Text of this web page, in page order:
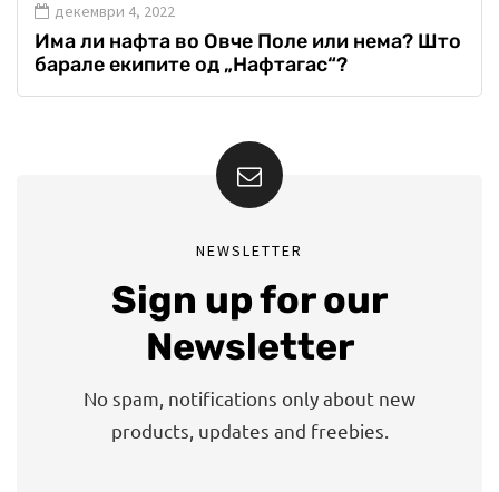
декември 4, 2022
Има ли нафта во Овче Поле или нема? Што
барале екипите од „Нафтагас“?
NEWSLETTER
Sign up for our
Newsletter
No spam, notifications only about new
products, updates and freebies.